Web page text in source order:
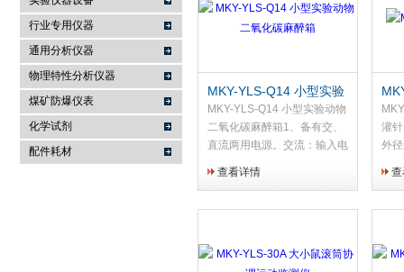
麦科仪（北京）科技有限公司
行业专用仪器
通用分析仪器
物理特性分析仪器
煤矿防爆仪表
化学试剂
配件耗材
MKY-YLS-Q14 小型实验
动物二氧化碳麻醉箱
MKY-YLS-Q14 小型实验动物
二氧化碳麻醉箱1、备有交、
直流两用电源。交流：输入电
仪器内置12V21Ah直流充电
查看详情
灌
外